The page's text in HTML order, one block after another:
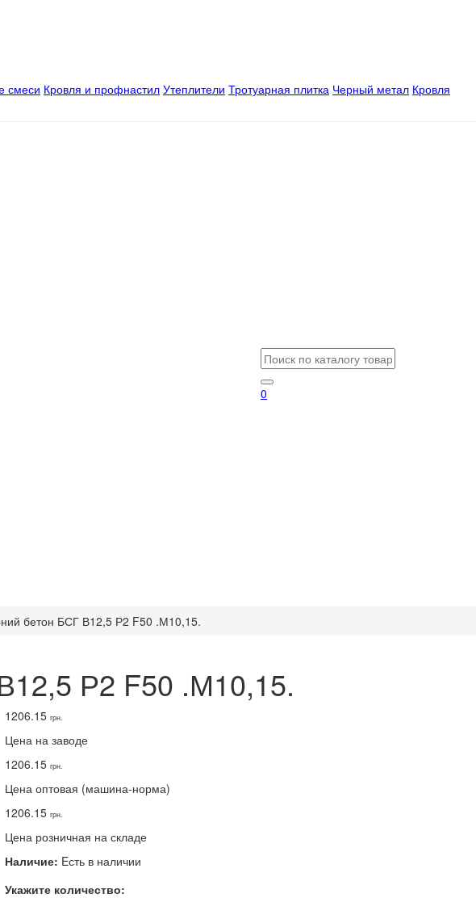
смеси Кровля и профнастил Утеплители Тротуарная плитка Черный метал Кровля
0
бетон БСГ В12,5 Р2 F50 .М10,15.
Р2 F50 .М10,15.
1206.15грн.
Цена на заводе
1206.15грн.
Цена оптовая (машина-норма)
1206.15грн.
Цена розничная на складе
Наличие: Eсть в наличии
Укажите количество: